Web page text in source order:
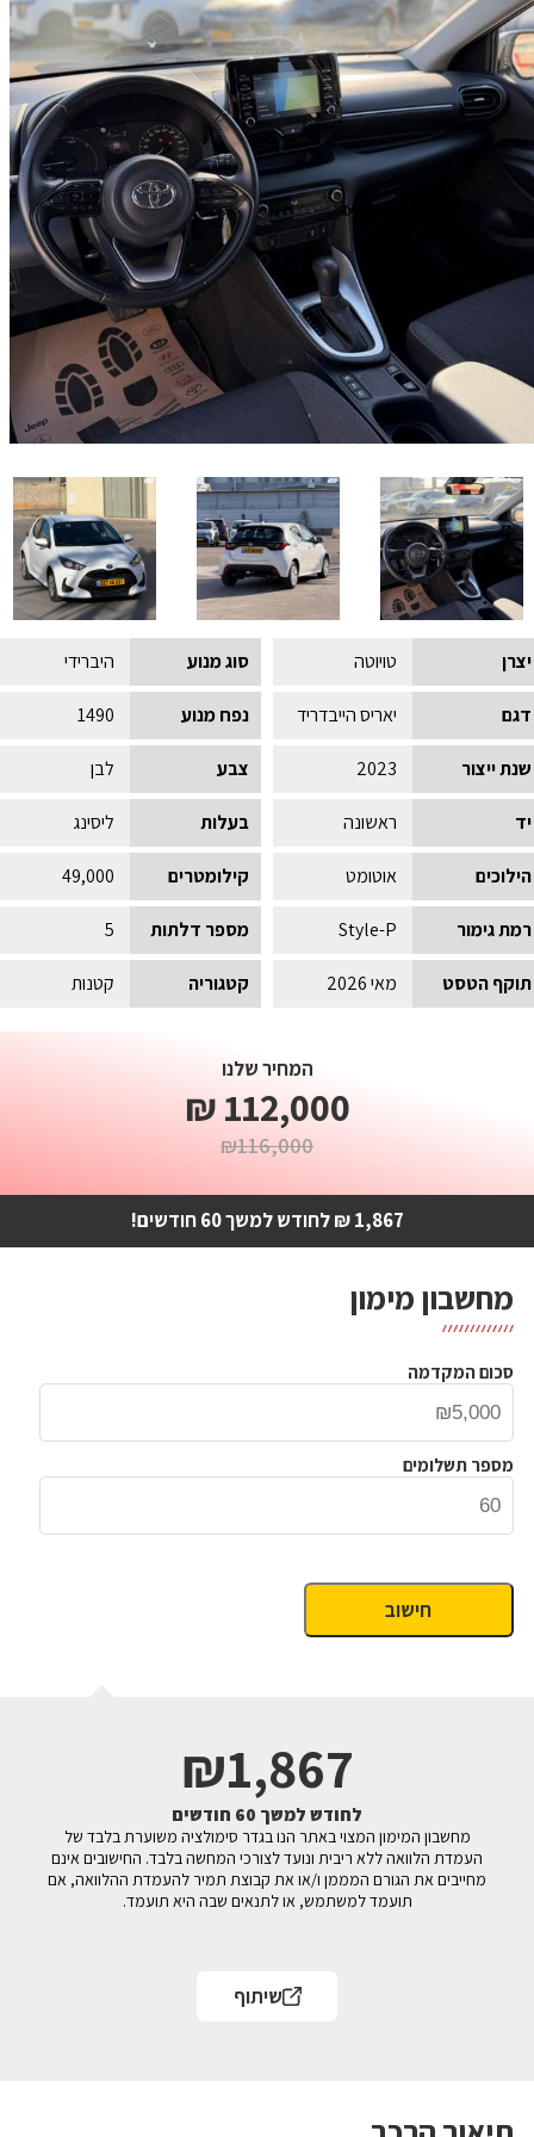
יצרן טויוטה סוג מנוע היברידי
דגם יאריס הייבדריד נפח מנוע
שנת ייצור צבע לבן
יד ראשונה בעלות ליסינג
הילוכים אוטומט קילומטרים
רמת גימור מספר דלתות
תוקף הטסט מאי 2026 קטגוריה קטנות
המחיר שלנו
112,000 ₪
₪116,000
1,867 ₪ לחודש למשך 60 חודשים!
מחשבון מימון
סכום המקדמה
מספר תשלומים
₪1,867
לחודש למשך 60 חודשים
מחשבון המימון המצוי באתר הנו בגדר סימולציה משוערת בלבד של
העמדת הלוואה ללא ריבית ונועד לצורכי המחשה בלבד. החישובים אינם
מחייבים את הגורם המממן ו/או את קבוצת תמיר להעמדת ההלוואה, אם
תועמד למשתמש, או לתנאים שבה היא תועמד.
שיתוף